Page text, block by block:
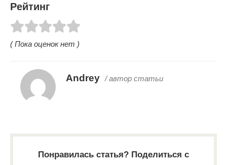
Рейтинг
( Пока оценок нет )
Andrey / автор статьи
Понравилась статья? Поделиться с